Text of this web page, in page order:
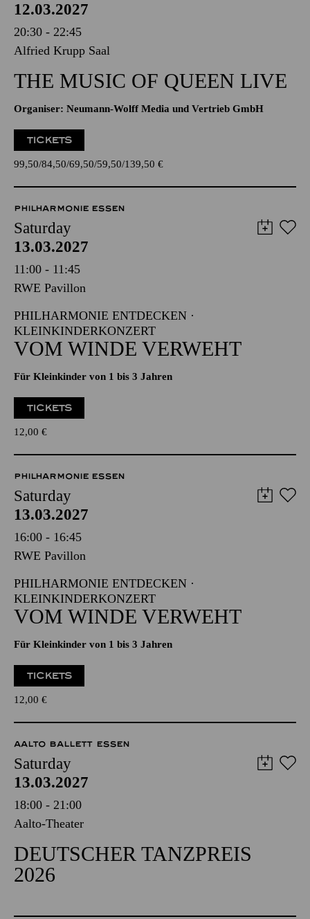
12.03.2027
20:30 - 22:45
Alfried Krupp Saal
THE MUSIC OF QUEEN LIVE
Organiser: Neumann-Wolff Media und Vertrieb GmbH
TICKETS
99,50 84,50 69,50 59,50 139,50 €
PHILHARMONIE ESSEN
Saturday
13.03.2027
11:00 - 11:45
RWE Pavillon
PHILHARMONIE ENTDECKEN ·
KLEINKINDERKONZERT
VOM WINDE VERWEHT
Für Kleinkinder von 1 bis 3 Jahren
TICKETS
12,00 €
PHILHARMONIE ESSEN
Saturday
13.03.2027
16:00 - 16:45
RWE Pavillon
PHILHARMONIE ENTDECKEN ·
KLEINKINDERKONZERT
VOM WINDE VERWEHT
Für Kleinkinder von 1 bis 3 Jahren
TICKETS
12,00 €
AALTO BALLETT ESSEN
Saturday
13.03.2027
18:00 - 21:00
Aalto-Theater
DEUTSCHER TANZPREIS
2026